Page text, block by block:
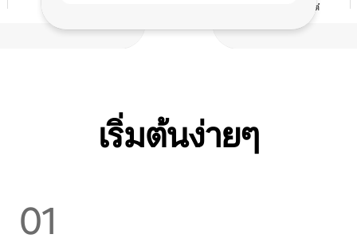
คะแนนจากเกสต์
เริ่มต้นง่ายๆ
01